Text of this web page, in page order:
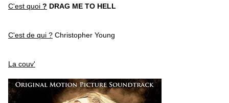
C'est quoi ? DRAG ME TO HELL
C'est de qui ? Christopher Young
La couv'